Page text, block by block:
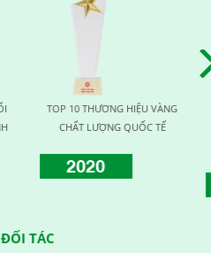
TOP 10 THƯƠNG HIỆU VÀNG
CHẤT LƯỢNG QUỐC TẾ
2020
ĐỐI TÁC